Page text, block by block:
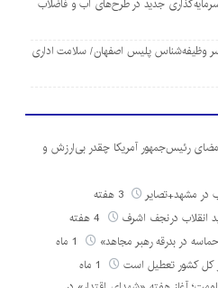
ریالی سرمایه‌گذاری جدید در طرح‌های آب و فاضلاب
افسر وظیفه‌شناس پلیس اصفهان/ سلامت اداری
رئیس‌جمهور آمریکا چقدر بی‌ارزش و
در مشهد+تصایر
3 هفته
انقلاب درنجف اشرف
در بدرقه رهبر مجاهد»